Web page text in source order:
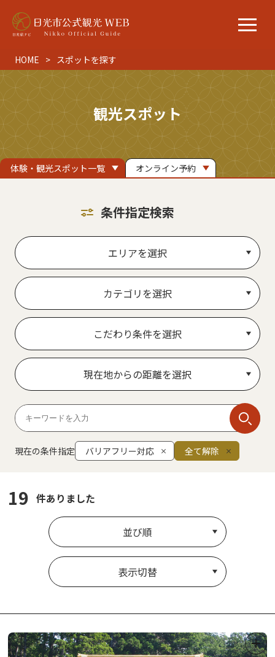
HOME スポットを探す
観光スポット
体験・観光スポット一覧 オンライン予約
条件指定検索
エリアを選択
カテゴリを選択
こだわり条件を選択
現在地からの距離を選択
現在の条件指定 バリアフリー対応 全て解除
19 件ありました
並び順
表示切替